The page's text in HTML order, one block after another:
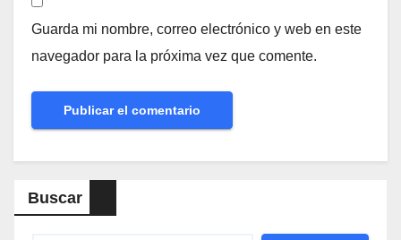
Guarda mi nombre, correo electrónico y web en este
navegador para la próxima vez que comente.
Buscar